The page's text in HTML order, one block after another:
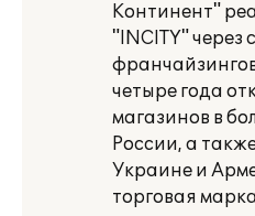
Континент"
"INCITY" через
четыре года
магазинов в
России, а
Украине и
торговая